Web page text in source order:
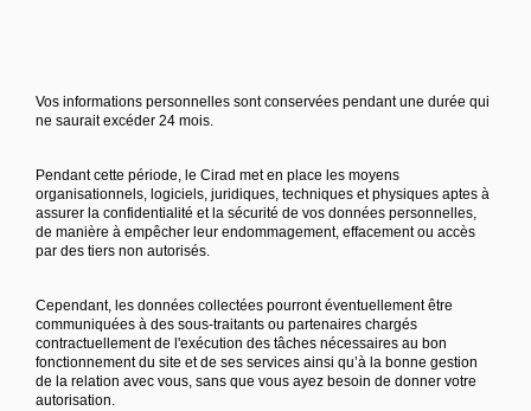
Vos informations personnelles sont conservées pendant une durée qui
ne saurait excéder 24 mois.
Pendant cette période, le Cirad met en place les moyens
organisationnels, logiciels, juridiques, techniques et physiques aptes à
assurer la confidentialité et la sécurité de vos données personnelles,
de manière à empêcher leur endommagement, effacement ou accès
par des tiers non autorisés.
Cependant, les données collectées pourront éventuellement être
communiquées à des sous-traitants ou partenaires chargés
contractuellement de l'exécution des tâches nécessaires au bon
fonctionnement du site et de ses services ainsi qu’à la bonne gestion
de la relation avec vous, sans que vous ayez besoin de donner votre
autorisation.